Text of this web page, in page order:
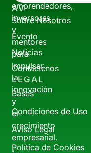
emprendedores,
inversores
y
mentores
para
impulsar
la
innovación
y
el
crecimiento
empresarial.
AV
Sobre Nosotros
Evento
Noticias
Contáctenos
LEGAL
Bases
Condiciones de Uso
Aviso Legal
Política de Cookies